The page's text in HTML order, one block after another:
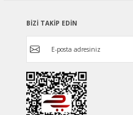
BİZİ TAKİP EDİN